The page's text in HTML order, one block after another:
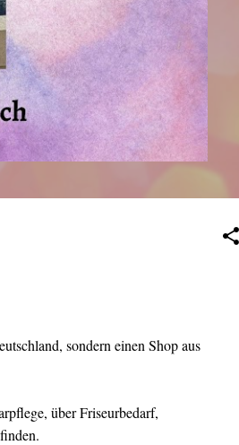
sondern einen Shop aus
über Friseurbedarf,